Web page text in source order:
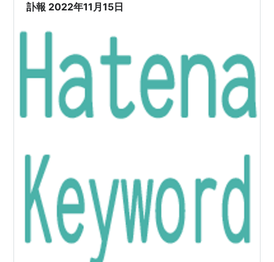
訃報 2022年11月15日